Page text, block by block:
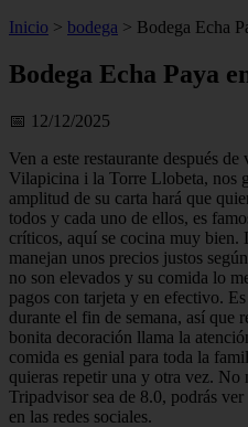
Inicio > bodega > Bodega Echa
Bodega Echa Paya
📅 12/12/2025
Ven a este restaurante después
Vilapicina i la Torre Llobeta, nos
amplitud de su carta hará que
todos y cada uno de ellos, es
críticos, aquí se cocina muy bien.
manejan unos precios justos
no son elevados y su comida lo
pagos con tarjeta y en efectivo.
durante el fin de semana, así que
bonita decoración llama la
comida es genial para toda la
quieras repetir una y otra vez. No
Tripadvisor sea de 8.0, podrás
en las redes sociales.